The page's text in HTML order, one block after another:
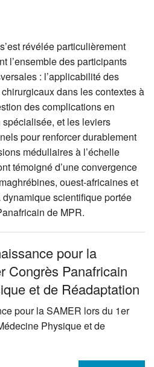
révélée particulièrement
l’ensemble des participants
: l’applicabilité des
dans les contextes à
des complications en
spécialisée, et les leviers
pour renforcer durablement
médullaires à l’échelle
témoigné d’une convergence
ouest-africaines et
scientifique portée
de MPR.
pour la
Congrès Panafricain
et de Réadaptation
pour laSAMER lors du 1er
Physique et de